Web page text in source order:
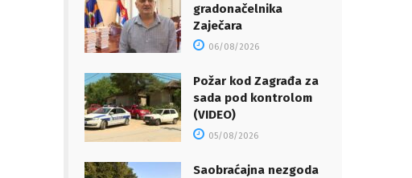
gradonačelnika
Zaječara
06/08/2026
Požar kod Zagrađa za
sada pod kontrolom
(VIDEO)
05/08/2026
Saobraćajna nezgoda